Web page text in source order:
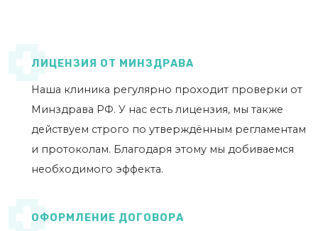
ЛИЦЕНЗИЯ ОТ МИНЗДРАВА
Наша клиника регулярно проходит проверки от
Минздрава РФ. У нас есть лицензия, мы также
действуем строго по утверждённым регламентам
и протоколам. Благодаря этому мы добиваемся
необходимого эффекта.
ОФОРМЛЕНИЕ ДОГОВОРА